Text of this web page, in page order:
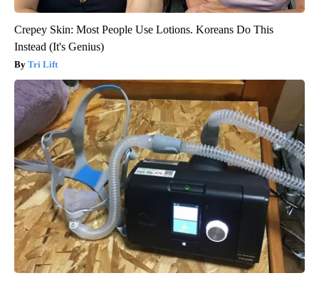
Crepey Skin: Most People Use Lotions. Koreans Do This
Instead (It's Genius)
Tri Lift